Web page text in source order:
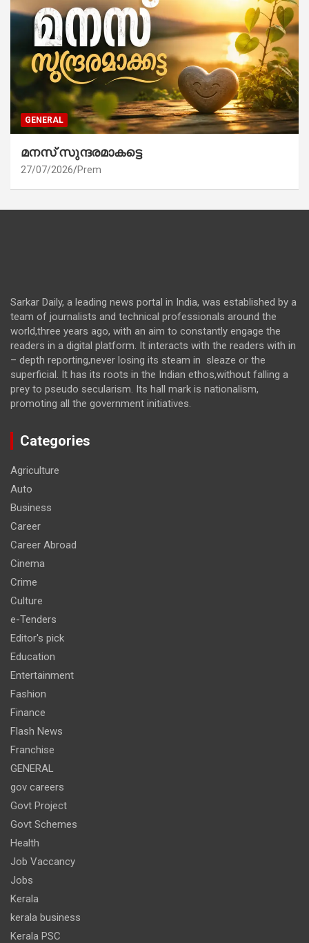
GENERAL
മനസ് സുന്ദരമാകട്ടെ
27/07/2026 Prem
Sarkar Daily, a leading news portal in India, was established by a
team of journalists and technical professionals around the
world,three years ago, with an aim to constantly engage the
readers in a digital platform. It interacts with the readers with in
– depth reporting,never losing its steam in sleaze or the
superficial. It has its roots in the Indian ethos,without falling a
prey to pseudo secularism. Its hall mark is nationalism,
promoting all the government initiatives.
Categories
Agriculture
Auto
Business
Career
Career Abroad
Cinema
Crime
Culture
e-Tenders
Editor's pick
Education
Entertainment
Fashion
Finance
Flash News
Franchise
GENERAL
gov careers
Govt Project
Govt Schemes
Health
Job Vaccancy
Jobs
Kerala
kerala business
Kerala PSC